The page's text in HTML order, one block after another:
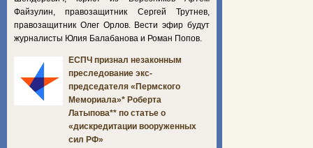
Файзулин, правозащитник Сергей Трутнев,
правозащитник Олег Орлов. Вести эфир будут
журналисты Юлия Балабанова и Роман Попов.
ЕСПЧ признал незаконным
преследование экс-
председателя «Пермского
Мемориала»* Роберта
Латыпова** по статье о
«дискредитации вооруженных
сил РФ»